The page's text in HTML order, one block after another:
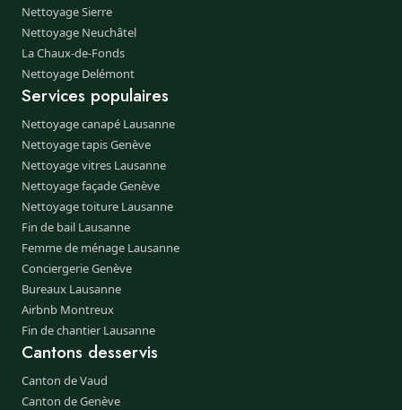
Nettoyage Sierre
Nettoyage Neuchâtel
La Chaux-de-Fonds
Nettoyage Delémont
Services populaires
Nettoyage canapé Lausanne
Nettoyage tapis Genève
Nettoyage vitres Lausanne
Nettoyage façade Genève
Nettoyage toiture Lausanne
Fin de bail Lausanne
Femme de ménage Lausanne
Conciergerie Genève
Bureaux Lausanne
Airbnb Montreux
Fin de chantier Lausanne
Cantons desservis
Canton de Vaud
Canton de Genève